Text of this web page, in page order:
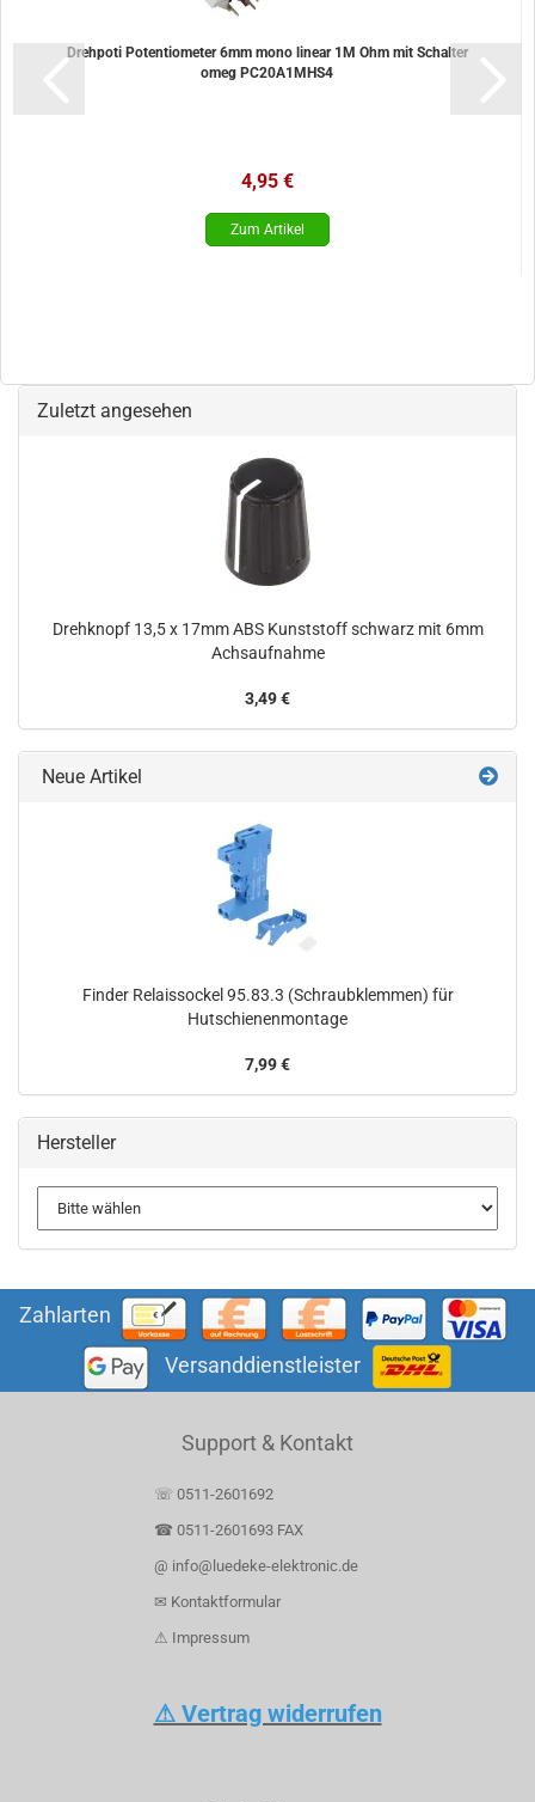
Drehpoti Potentiometer 6mm mono linear 1M Ohm mit Schalter
omeg PC20A1MHS4
4,95 €
Zuletzt angesehen
Drehknopf 13,5 x 17mm ABS Kunststoff schwarz mit 6mm
Achsaufnahme
3,49 €
Neue Artikel
Finder Relaissockel 95.83.3 (Schraubklemmen) für
Hutschienenmontage
7,99 €
Hersteller
Zahlarten
Versanddienstleister
Support & Kontakt
☏ 0511-2601692
☎ 0511-2601693 FAX
@ info@luedeke-elektronic.de
✉ Kontaktformular
⚠ Impressum
⚠ Vertrag widerrufen